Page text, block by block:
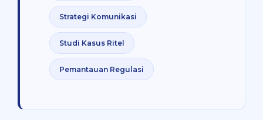
Strategi Komunikasi
Studi Kasus Ritel
Pemantauan Regulasi